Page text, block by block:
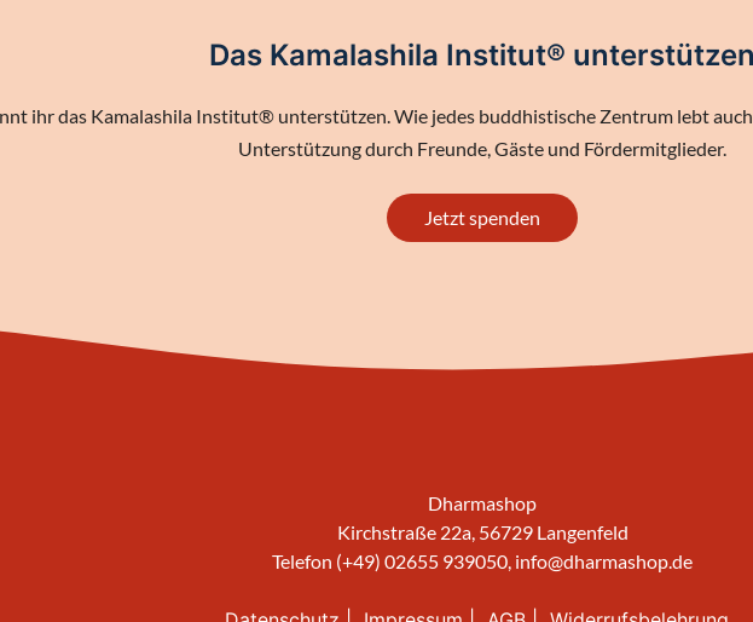
Das Kamalashila Institut®
ihr das Kamalashila Institut® unterstützen. Wie jedes buddhistische Zentrum lebt
Unterstützung durch Freunde, Gäste und Fördermitglieder.
Jetzt spenden
Dharmashop
Kirchstraße 22a, 56729 Langenfeld
Telefon (+49) 02655 939050, info@dharmashop.de